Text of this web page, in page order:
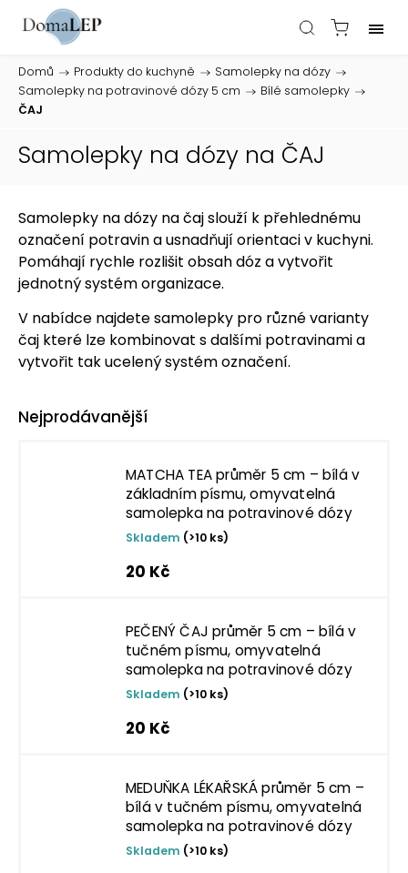
Domů / Produkty do kuchyně / Samolepky na dózy /
Samolepky na potravinové dózy 5 cm / Bílé samolepky /
ČAJ
Samolepky na dózy na ČAJ
Samolepky na dózy na čaj slouží k přehlednému
označení potravin a usnadňují orientaci v kuchyni.
Pomáhají rychle rozlišit obsah dóz a vytvořit
jednotný systém organizace.
V nabídce najdete samolepky pro různé varianty
čaj které lze kombinovat s dalšími potravinami a
vytvořit tak ucelený systém označení.
Nejprodávanější
MATCHA TEA průměr 5 cm – bílá v
základním písmu, omyvatelná
samolepka na potravinové dózy
Skladem (>10 ks)
20 Kč
PEČENÝ ČAJ průměr 5 cm – bílá v
tučném písmu, omyvatelná
samolepka na potravinové dózy
Skladem (>10 ks)
20 Kč
MEDUŇKA LÉKAŘSKÁ průměr 5 cm –
bílá v tučném písmu, omyvatelná
samolepka na potravinové dózy
Skladem (>10 ks)